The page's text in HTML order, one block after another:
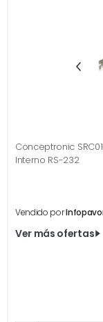
Conceptronic
Interno RS-232
Vendido por
Ver más ofertas